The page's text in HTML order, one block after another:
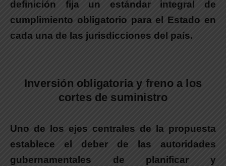
definición fija un estándar integral de
cumplimiento obligatorio para el Estado en
cada una de las jurisdicciones del país.
Inversión obligatoria y freno a los
cortes de suministro
Uno de los ejes centrales de la propuesta
establece el deber de las autoridades
gubernamentales de planificar y